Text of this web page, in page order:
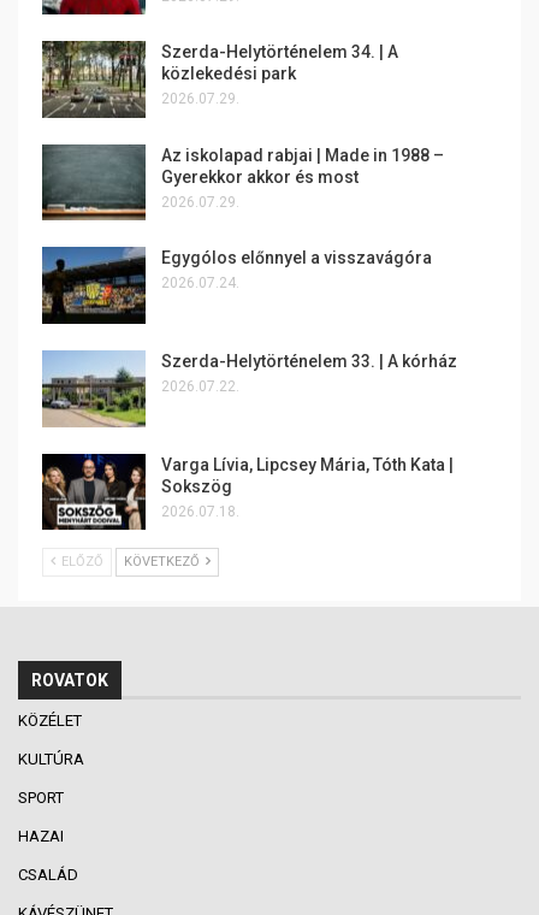
Szerda-Helytörténelem 34. | A
közlekedési park
2026.07.29.
Az iskolapad rabjai | Made in 1988 –
Gyerekkor akkor és most
2026.07.29.
Egygólos előnnyel a visszavágóra
2026.07.24.
Szerda-Helytörténelem 33. | A kórház
2026.07.22.
Varga Lívia, Lipcsey Mária, Tóth Kata |
Sokszög
2026.07.18.
ELŐZŐ KÖVETKEZŐ
ROVATOK
KÖZÉLET
KULTÚRA
SPORT
HAZAI
CSALÁD